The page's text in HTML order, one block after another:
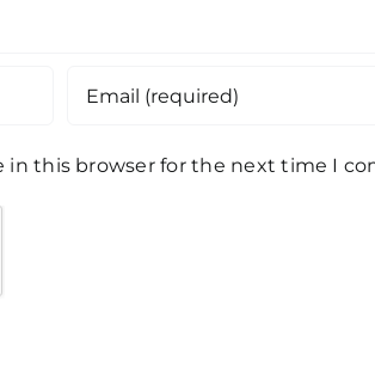
in this browser for the next time I